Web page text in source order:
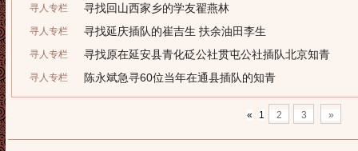
寻人专栏 寻找回山西家乡的学友翟燕林
寻人专栏 寻找延庆插队的崔吉生 扶余油田李生
寻人专栏 寻找原在延安县青化砭公社贯屯公社插队北京知青
寻人专栏 陈永斌急寻60位当年在通县插队的知青
« 1 2 3 »